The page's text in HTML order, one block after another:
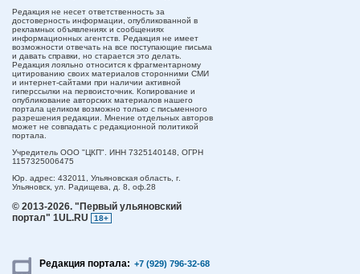
Редакция не несет ответственность за
достоверность информации, опубликованной в
рекламных объявлениях и сообщениях
информационных агентств. Редакция не имеет
возможности отвечать на все поступающие письма
и давать справки, но старается это делать.
Редакция лояльно относится к фрагментарному
цитированию своих материалов сторонними СМИ
и интернет-сайтами при наличии активной
гиперссылки на первоисточник. Копирование и
опубликование авторских материалов нашего
портала целиком возможно только с письменного
разрешения редакции. Мнение отдельных авторов
может не совпадать с редакционной политикой
портала.
Учредитель ООО "ЦКП". ИНН 7325140148, ОГРН
1157325006475
Юр. адрес: 432011, Ульяновская область, г.
Ульяновск, ул. Радищева, д. 8, оф.28
© 2013-2026. "Первый ульяновский
портал" 1UL.RU
18+
Редакция портала: +7 (929) 796-32-68